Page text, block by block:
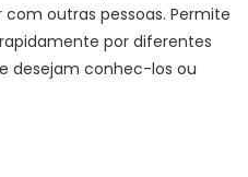
outras pessoas. Permite
por diferentes
desejam conhec-los ou